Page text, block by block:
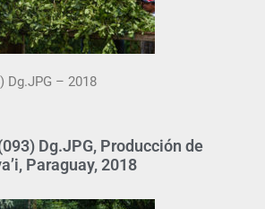
Dg.JPG – 2018
Dg.JPG, Producción de
Paraguay, 2018